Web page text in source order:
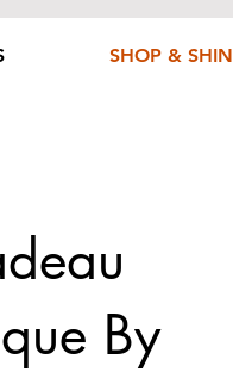
SHOP &
By